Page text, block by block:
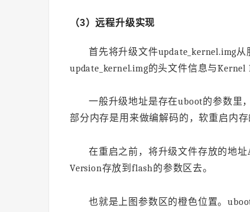
（3）远程升级实现
首先将升级文件update_kernel.img
update_kernel.img的头文件信息与
一般升级地址是存在uboot的参数里
部分内存是用来做编解码的，软重启内
在重启之前，将升级文件存放的地
Version存放到flash的参数区去。
也就是上图参数区的橙色位置。